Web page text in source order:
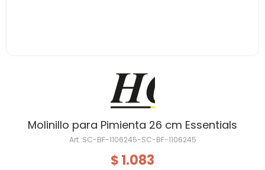
Molinillo para Pimienta 26 cm Essentials
SC-BF-1106245-SC-BF-1106245
$ 1.083